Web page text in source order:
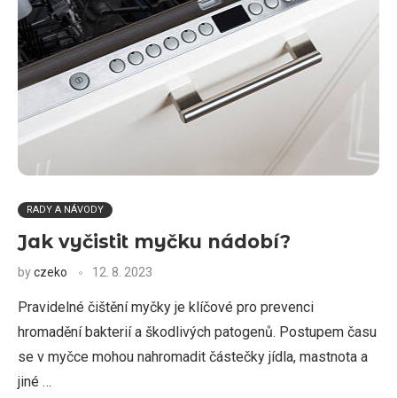
RADY A NÁVODY
Jak vyčistit myčku nádobí?
byczeko 12. 8. 2023
Pravidelné čištění myčky je klíčové pro prevenci
hromadění bakterií a škodlivých patogenů. Postupem času
se v myčce mohou nahromadit částečky jídla, mastnota a
jiné …